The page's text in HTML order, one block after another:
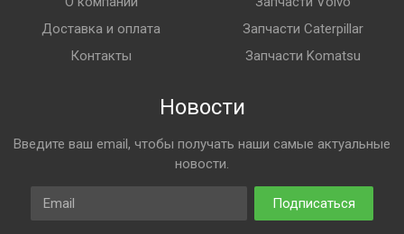
Доставка и оплата
Контакты
Запчасти Caterpillar
Запчасти Komatsu
Новости
Введите ваш email, чтобы получать наши самые актуальные
новости.
Email
Подписаться